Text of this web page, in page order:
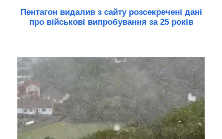
Пентагон видалив з сайту розсекречені дані
про військові випробування за 25 років